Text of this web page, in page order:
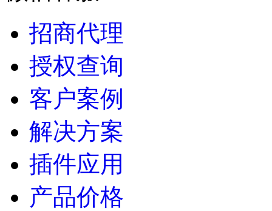
招商代理
授权查询
客户案例
解决方案
插件应用
产品价格